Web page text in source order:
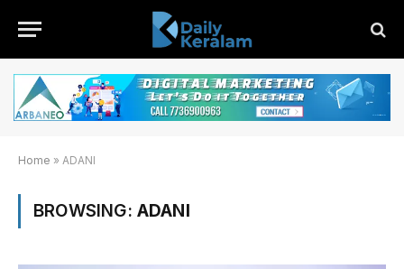
Home » ADANI
BROWSING: ADANI